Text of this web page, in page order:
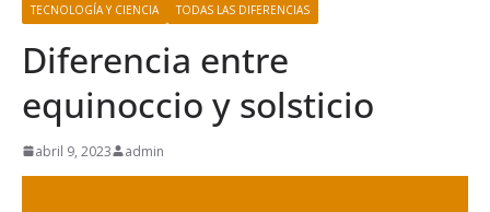
TECNOLOGÍA Y CIENCIA TODAS LAS DIFERENCIAS
Diferencia entre
equinoccio y solsticio
abril 9, 2023 admin